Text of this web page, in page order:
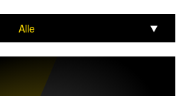
Alle
Trainer
Interimstrainer